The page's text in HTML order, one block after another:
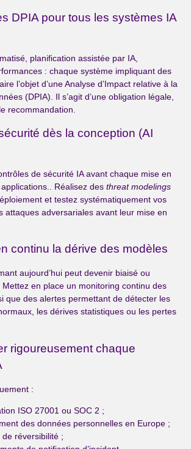
DPIA pour tous les systèmes IA
planification assistée par IA,
: chaque système impliquant des
l’objet d’une Analyse d’Impact relative à la
(DPIA). Il s’agit d’une obligation légale,
recommandation.
dès la conception (AI
de sécurité IA avant chaque mise en
Réalisez des threat modelings
et testez systématiquement vos
attaques adversariales avant leur mise en
continu la dérive des modèles
aujourd’hui peut devenir biaisé ou
en place un monitoring continu des
que des alertes permettant de détecter les
les dérives statistiques ou les pertes
rigoureusement chaque
:
ISO 27001 ou SOC 2 ;
des données personnelles en Europe ;
réversibilité ;